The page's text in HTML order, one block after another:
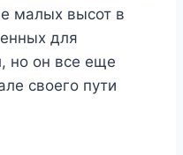
малых высот в
для
но он все еще
своего пути